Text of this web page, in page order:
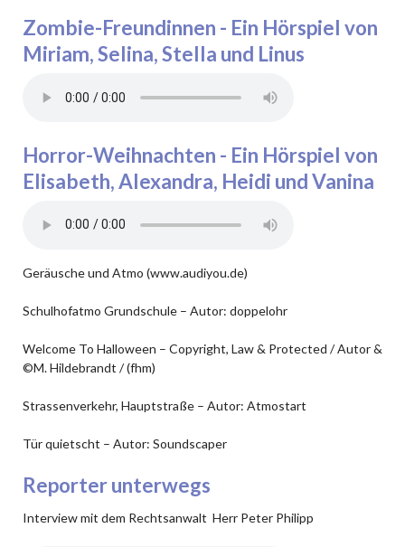
Zombie-Freundinnen - Ein Hörspiel von
Miriam, Selina, Stella und Linus
Horror-Weihnachten - Ein Hörspiel von
Elisabeth, Alexandra, Heidi und Vanina
Geräusche und Atmo (www.audiyou.de)
Schulhofatmo Grundschule – Autor: doppelohr
Welcome To Halloween – Copyright, Law & Protected / Autor &
©M. Hildebrandt / (fhm)
Strassenverkehr, Hauptstraße – Autor: Atmostart
Tür quietscht – Autor: Soundscaper
Reporter unterwegs
Interview mit dem Rechtsanwalt Herr Peter Philipp